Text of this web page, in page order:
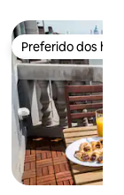
Preferido dos
Preferido dos